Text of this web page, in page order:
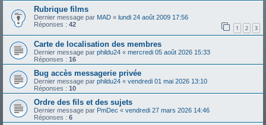
Rubrique films
Dernier message par MAD « lundi 24 août 2009 17:56
Réponses : 42 1 2 3
Carte de localisation des membres
Dernier message par phildu24 « mercredi 05 août 2026 15:33
Réponses : 16
Bug accès messagerie privée
Dernier message par phildu24 « vendredi 01 mai 2026 13:10
Réponses : 10
Ordre des fils et des sujets
Dernier message par PmDec « vendredi 27 mars 2026 14:46
Réponses : 6